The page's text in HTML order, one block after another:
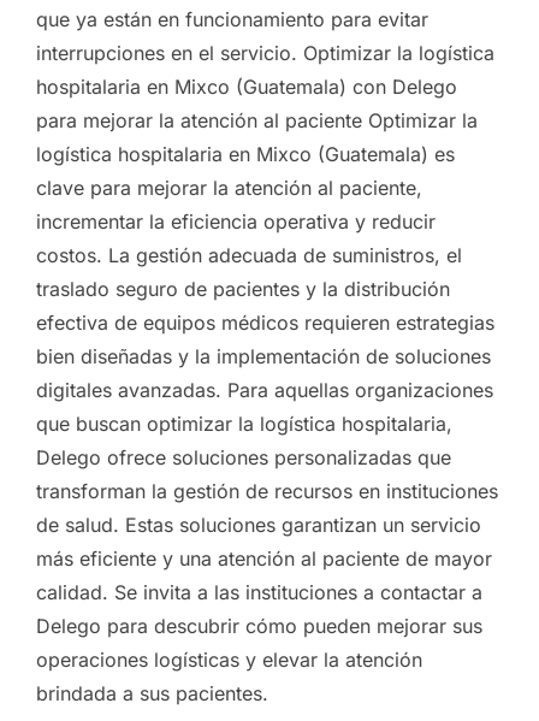
que ya están en funcionamiento para evitar
interrupciones en el servicio. Optimizar la logística
hospitalaria en Mixco (Guatemala) con Delego
para mejorar la atención al paciente Optimizar la
logística hospitalaria en Mixco (Guatemala) es
clave para mejorar la atención al paciente,
incrementar la eficiencia operativa y reducir
costos. La gestión adecuada de suministros, el
traslado seguro de pacientes y la distribución
efectiva de equipos médicos requieren estrategias
bien diseñadas y la implementación de soluciones
digitales avanzadas. Para aquellas organizaciones
que buscan optimizar la logística hospitalaria,
Delego ofrece soluciones personalizadas que
transforman la gestión de recursos en instituciones
de salud. Estas soluciones garantizan un servicio
más eficiente y una atención al paciente de mayor
calidad. Se invita a las instituciones a contactar a
Delego para descubrir cómo pueden mejorar sus
operaciones logísticas y elevar la atención
brindada a sus pacientes.